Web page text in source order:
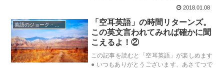
英語使うんだろうか？と思ってしまう英語フ
た、茶目っ気のあるフレーズとかも。
2018.01.08
英語のジョーク・ダジャレ
「空耳英語」の時間リターンズ。
この英文言われてみれば確かに聞
こえるよ！②
この記事を読むと「空耳英語」が楽しめます
● いつもありがとうございます、あさてつで